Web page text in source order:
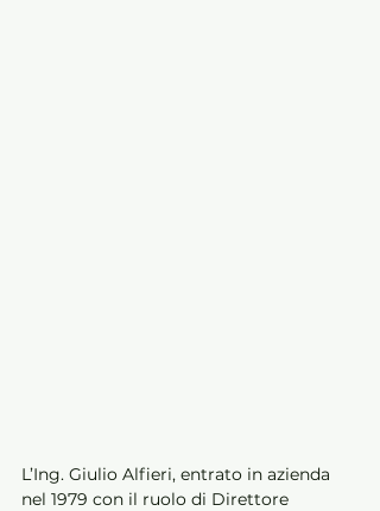
L’Ing. Giulio Alfieri, entrato in azienda
nel 1979 con il ruolo di Direttore